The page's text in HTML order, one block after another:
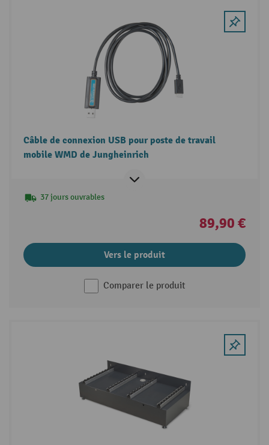
Câble de connexion USB pour poste de travail
mobile WMD de Jungheinrich
37 jours ouvrables
89,90 €
Vers le produit
Comparer le produit